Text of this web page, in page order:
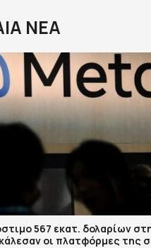
ΝΕΑ
567 εκατ. δολαρίων
οι πλατφόρμες της